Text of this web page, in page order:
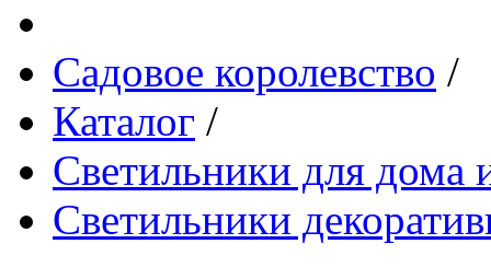
Садовое королевство /
Каталог /
Светильники для дома
Светильники